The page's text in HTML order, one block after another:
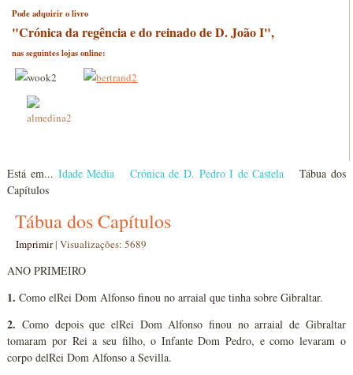
Pode adquirir o livro
"Crónica da regência e do reinado de D. João I",
nas seguintes lojas online:
Está em... Idade Média Crónica de D. Pedro I de Castela
Tábua dos
Capítulos
Tábua dos Capítulos
Imprimir|Visualizações: 5689
ANO PRIMEIRO
1. Como elRei Dom Alfonso finou no arraial que tinha sobre Gibraltar.
2. Como depois que elRei Dom Alfonso finou no arraial de Gibraltar
tomaram por Rei a seu filho, o Infante Dom Pedro, e como levaram o
corpo delRei Dom Alfonso a Sevilla.